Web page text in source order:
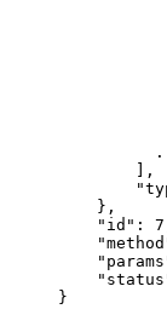
],
},
"id" : 7
}